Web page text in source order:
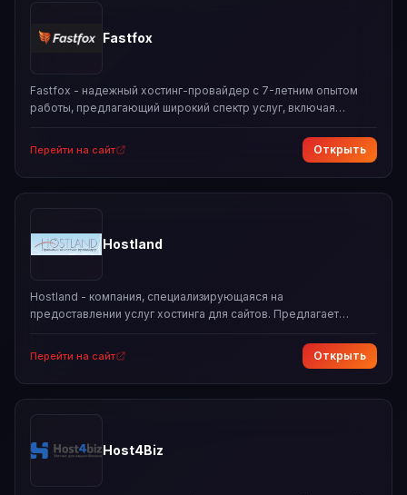
Fastfox
Fastfox - надежный хостинг-провайдер с 7-летним опытом
работы, предлагающий широкий спектр услуг, включая
виртуальный хостинг, облачные VPS, SSL-сертификаты,
регистрацию доменов и администрирование. Компания
использует инновационные решения, такие как NVMe-диски,
бесплатный SSL, ежедневные бэкапы и поддержка 24/7.
Fastfox обеспечивает высокий уровень доступности (SLA
99%) и предлагает клиентам гибкие тарифные планы,
Перейти на сайт Открыть
Hostland
Hostland - компания, специализирующаяся на
предоставлении услуг хостинга для сайтов. Предлагает
различные пакеты услуг, подходящие как для небольших, так и
для крупных компаний. Основные преимущества:
бесперебойная работа сайтов, бесплатные консультации,
скидки для клиентов, поддержка различных CMS и доменных
зон. Компания также предлагает бесплатный SSL-сертификат,
антивирус и конструктор сайтов.
Перейти на сайт Открыть
Host4Biz